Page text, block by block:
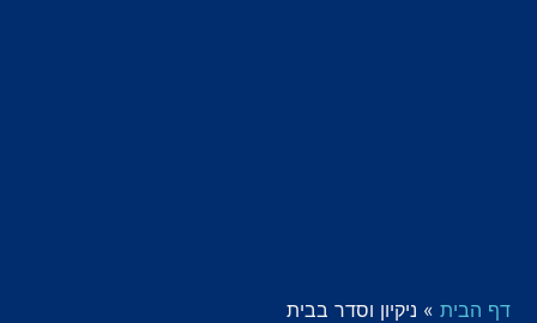
דף הבית » ניקיון וסדר בבית